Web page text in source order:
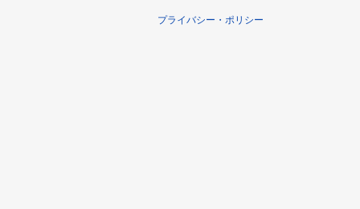
プライバシー・ポリシー